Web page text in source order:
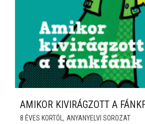
AMIKOR KIVIRÁGZOTT A
8 ÉVES KORTÓL , ANYANYELVI SOROZAT